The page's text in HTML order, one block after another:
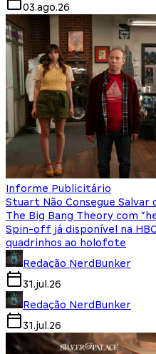
03.ago.26
Informe Publicitário
Stuart Não Consegue Salvar
The Big Bang Theory com
Spin-off já disponível na
quadrinhos ao holofote
Redação NerdBunker
31.jul.26
Redação NerdBunker
31.jul.26